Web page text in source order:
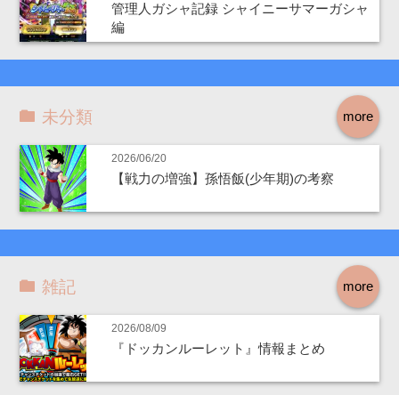
管理人ガシャ記録 シャイニーサマーガシャ
編
more
未分類
2026/06/20
【戦力の増強】孫悟飯(少年期)の考察
more
雑記
2026/08/09
『ドッカンルーレット』情報まとめ